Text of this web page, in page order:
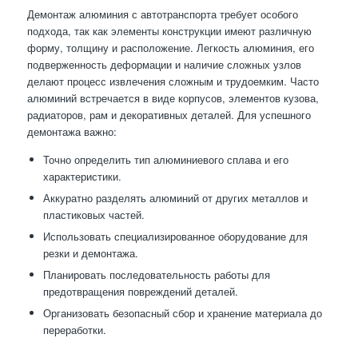
Демонтаж алюминия с автотранспорта требует особого
подхода, так как элементы конструкции имеют различную
форму, толщину и расположение. Легкость алюминия, его
подверженность деформации и наличие сложных узлов
делают процесс извлечения сложным и трудоемким. Часто
алюминий встречается в виде корпусов, элементов кузова,
радиаторов, рам и декоративных деталей. Для успешного
демонтажа важно:
Точно определить тип алюминиевого сплава и его
характеристики.
Аккуратно разделять алюминий от других металлов и
пластиковых частей.
Использовать специализированное оборудование для
резки и демонтажа.
Планировать последовательность работы для
предотвращения повреждений деталей.
Организовать безопасный сбор и хранение материала до
переработки.